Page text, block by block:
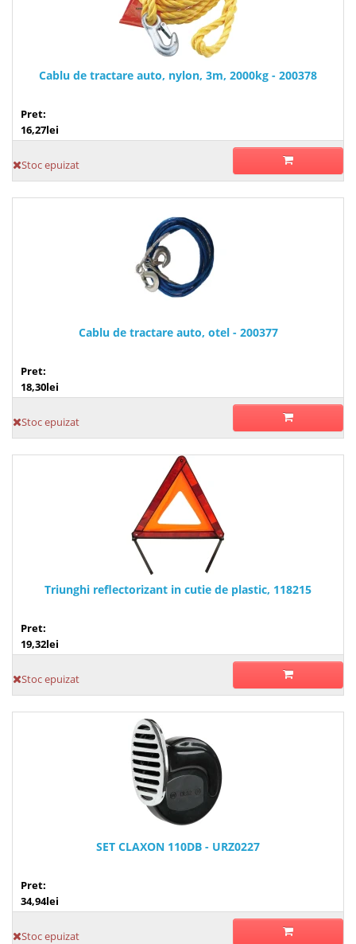
Cablu de tractare auto, nylon, 3m, 2000kg - 200378
Pret:
16,27lei
Stoc epuizat
Cablu de tractare auto, otel - 200377
Pret:
18,30lei
Stoc epuizat
Triunghi reflectorizant in cutie de plastic, 118215
Pret:
19,32lei
Stoc epuizat
SET CLAXON 110DB - URZ0227
Pret:
34,94lei
Stoc epuizat